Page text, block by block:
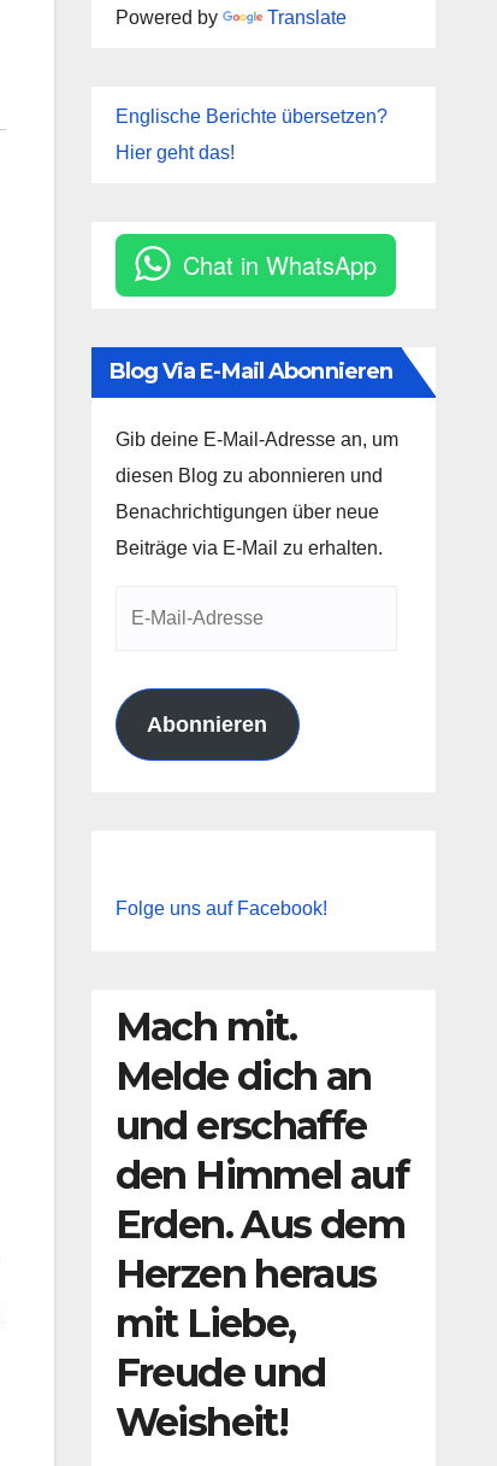
Powered by Translate
Englische Berichte übersetzen?
Hier geht das!
Chat in WhatsApp
Blog Via E-Mail Abonnieren
Gib deine E-Mail-Adresse an, um
diesen Blog zu abonnieren und
Benachrichtigungen über neue
Beiträge via E-Mail zu erhalten.
Abonnieren
Folge uns auf Facebook!
Mach mit.
Melde dich an
und erschaffe
den Himmel auf
Erden. Aus dem
Herzen heraus
mit Liebe,
Freude und
Weisheit!